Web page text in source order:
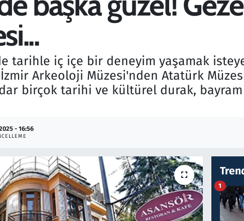
tarihle iç içe bir deneyim yaşamak
Arkeoloji Müzesi'nden Atatürk
birçok tarihi ve kültürel durak,
- 16:56
1